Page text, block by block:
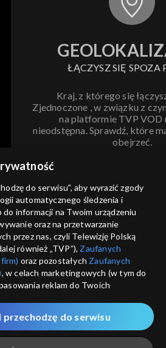
ŁĄCZYSZ SIĘ SPOZA
Kraj, z którego się
Zjednoczone , w związku z
na platformie TVP VOD
nieodstępna. Sprawdź, które
obejrzeć.
ANULUJ
do serwisu", aby wyrazić zgody
automatycznego śledzenia i
informacji na Twoim urządzeniu
oraz na przetwarzanie
przez nas, czyli Telewizję Polską
również „TVP”), Zaufanych
oraz pozostałych Zaufanych
, w celach marketingowych (w tym do
reklam do Twoich
a także zgody na udostępnianie
do Google.
podczas odwiedzania przez
przechodzę do serwisu